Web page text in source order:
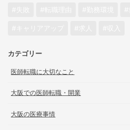
カテゴリー
医師転職に大切なこと
大阪での医師転職・開業
大阪の医療事情